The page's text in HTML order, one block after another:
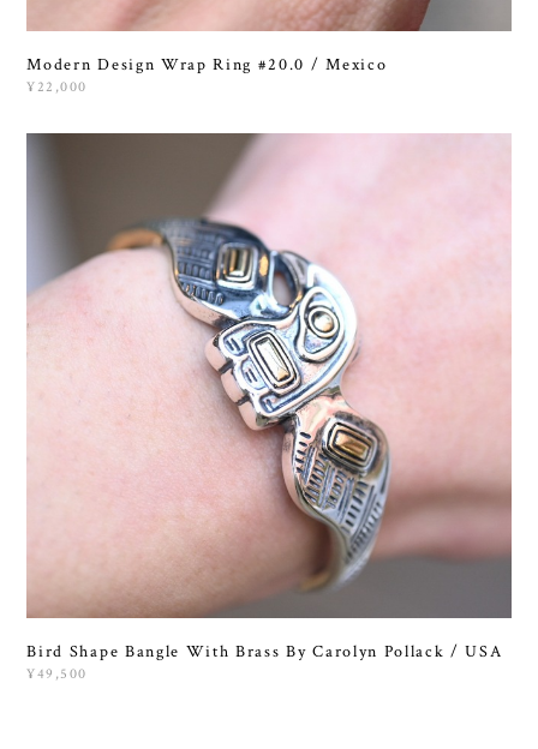
Modern Design Wrap Ring #20.0 / Mexico
¥22,000
Bird Shape Bangle With Brass By Carolyn Pollack / USA
¥49,500